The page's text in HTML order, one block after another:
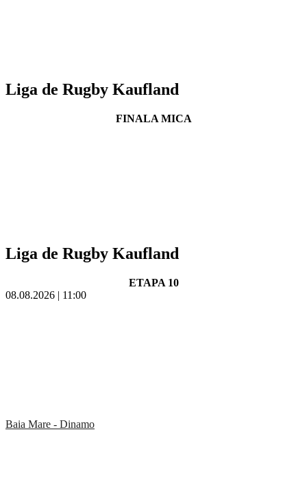
Liga de Rugby Kaufland
FINALA MICA
Liga de Rugby Kaufland
ETAPA 10
08.08.2026 | 11:00
Baia Mare - Dinamo